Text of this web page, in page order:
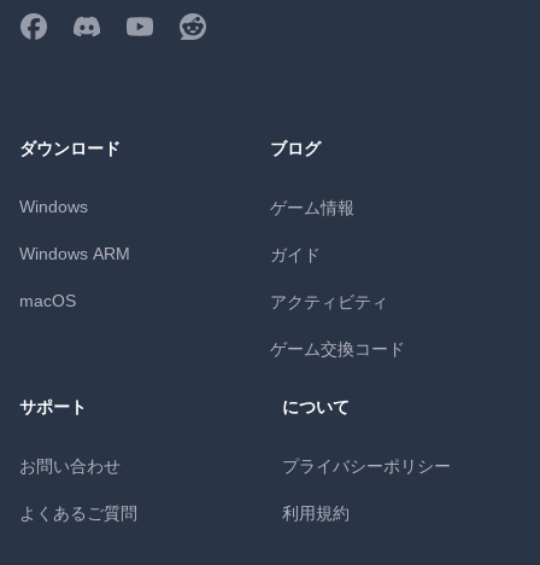
ダウンロード
Windows
Windows ARM
macOS
ブログ
ゲーム情報
ガイド
アクティビティ
ゲーム交換コード
サポート
お問い合わせ
よくあるご質問
について
プライバシーポリシー
利用規約